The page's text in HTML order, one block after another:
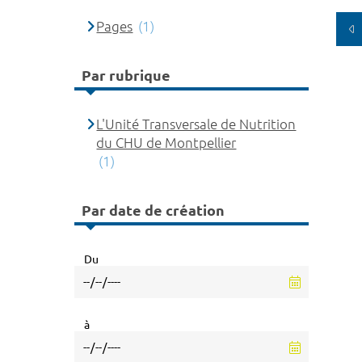
Pages (1)
Par rubrique
L'Unité Transversale de Nutrition
du CHU de Montpellier
(1)
Par date de création
Du
à